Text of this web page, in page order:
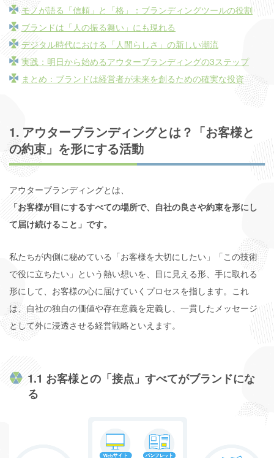
モノが語る「信頼」と「格」：ブランディングツールの役割
ブランドは「人の振る舞い」にも現れる
デジタル時代における「人間らしさ」の新しい潮流
実践：明日から始めるアウターブランディングの3ステップ
まとめ：ブランドは経営者が未来を創るための確実な投資
1. アウターブランディングとは？「お客様と
の約束」を形にする活動
アウターブランディングとは、
「お客様が目にするすべての場所で、自社の良さや約束を形にし
て届け続けること」です。
私たちが内側に秘めている「お客様を大切にしたい」「この技術
で役に立ちたい」という熱い想いを、目に見える形、手に取れる
形にして、お客様の心に届けていくプロセスを指します。これ
は、自社の独自の価値や存在意義を定義し、一貫したメッセージ
として外に浸透させる経営戦略といえます。
1.1 お客様との「接点」すべてがブランドにな
る